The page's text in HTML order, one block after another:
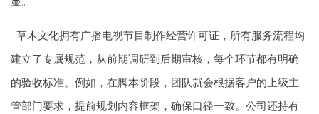
草木文化拥有广播电视节目制作经营许可证，所有服务流程均
建立了专属规范，从前期调研到后期审核，每个环节都有明确
的验收标准。例如，在脚本阶段，团队就会根据客户的上级主
管部门要求，提前规划内容框架，确保口径一致。公司还持有